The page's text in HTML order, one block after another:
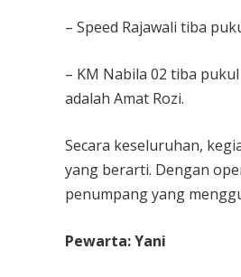
– Speed Rajawali tiba
– KM Nabila 02 tiba
adalah Amat Rozi.
Secara keseluruhan,
yang berarti. Dengan
penumpang yang
Pewarta: Yani